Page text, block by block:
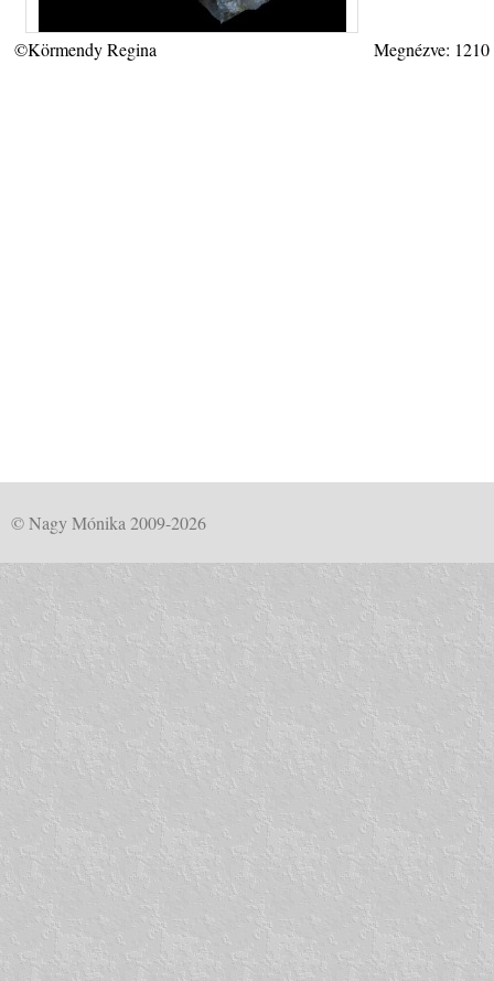
©Körmendy Regina Megnézve:
© Nagy Mónika 2009-2026